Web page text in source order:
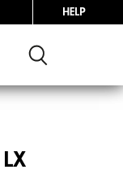
HELP